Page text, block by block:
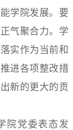
学院发展。要
气聚合力。学
实作为当前和
进各项整改措
新的更大的贡
院党委表态发